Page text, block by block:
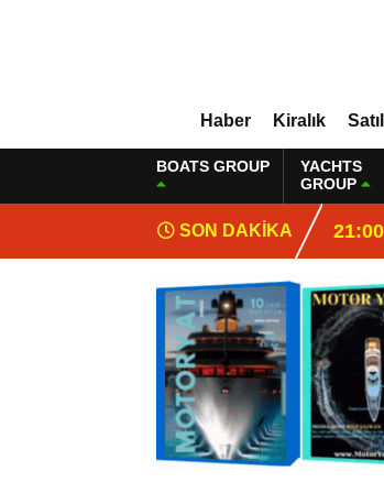
Haber Kiralık
BOATS GROUP
YACHTS
GROUP
SON DAKİKA 21:00